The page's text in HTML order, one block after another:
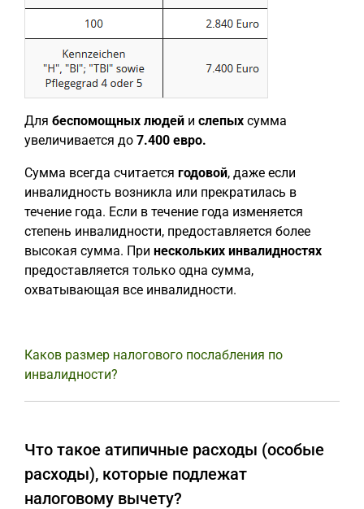
Для беспомощных людей и слепых сумма
увеличивается до 7.400 евро.
Сумма всегда считается годовой, даже если
инвалидность возникла или прекратилась в
течение года. Если в течение года изменяется
степень инвалидности, предоставляется более
высокая сумма. При нескольких инвалидностях
предоставляется только одна сумма,
охватывающая все инвалидности.
Каков размер налогового послабления по
инвалидности?
Что такое атипичные расходы (особые
расходы), которые подлежат
налоговому вычету?